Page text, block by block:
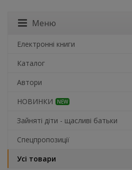
Меню
Електронні книги
Каталог
Автори
НОВИНКИ
NEW
Зайняті діти - щасливі батьки
Спецпропозиції
Усі товари